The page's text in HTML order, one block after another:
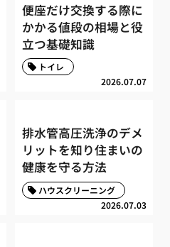
便座だけ交換する際に
かかる値段の相場と役
立つ基礎知識
2026.07.07
トイレ
排水管高圧洗浄のデメ
リットを知り住まいの
健康を守る方法
2026.07.03
ハウスクリーニング